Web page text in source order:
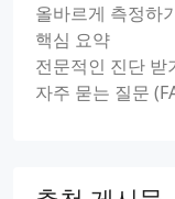
올바르게 측정하
핵심 요약
전문적인 진단 받
자주 묻는 질문